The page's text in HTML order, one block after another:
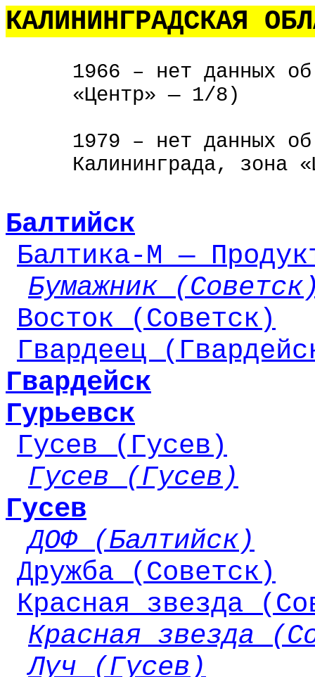
КАЛИНИНГРАДСКАЯ
1966 – нет данных
«Центр» — 1/8)
1979 – нет данных
Калининграда, зона
Балтийск
Балтика-М —
Бумажник
Восток (Советск)
Гвардеец
Гвардейск
Гурьевск
Гусев (Гусев)
Гусев (Гусев)
Гусев
ДОФ (Балтийск)
Дружба (Советск)
Красная звезда
Красная звезда
Луч (Гусев)